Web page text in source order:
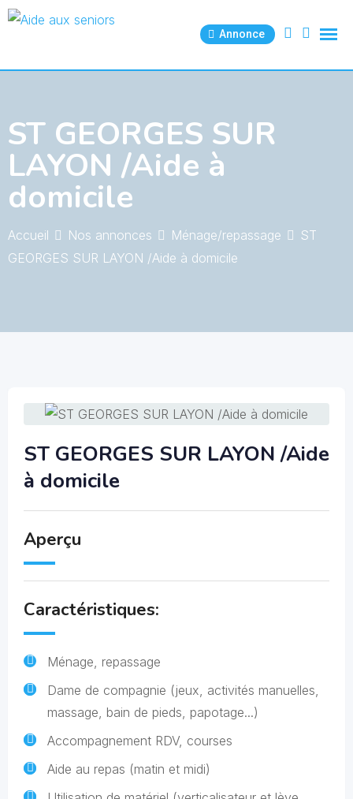
Skip
Annonce
ST GEORGES SUR
LAYON /Aide à
domicile
Accueil Nos annonces Ménage/repassage
ST
GEORGES SUR LAYON /Aide à domicile
ST GEORGES SUR LAYON /Aide
à domicile
Aperçu
Caractéristiques:
Ménage, repassage
Dame de compagnie (jeux, activités manuelles,
massage, bain de pieds, papotage...)
Accompagnement RDV, courses
Aide au repas (matin et midi)